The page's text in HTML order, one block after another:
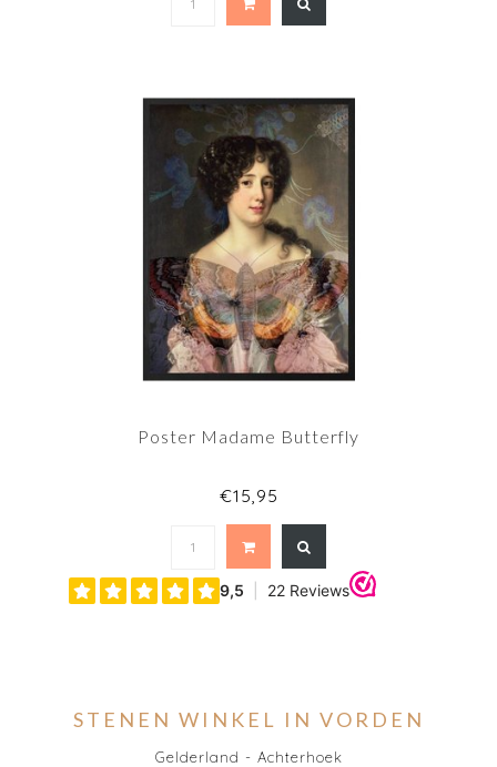
Poster Madame Butterfly
€15,95
STENEN WINKEL IN VORDEN
Gelderland - Achterhoek